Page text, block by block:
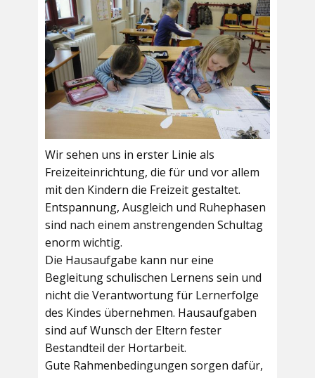
Wir sehen uns in erster Linie als
Freizeiteinrichtung, die für und vor allem
mit den Kindern die Freizeit gestaltet.
Entspannung, Ausgleich und Ruhephasen
sind nach einem anstrengenden Schultag
enorm wichtig.
Die Hausaufgabe kann nur eine
Begleitung schulischen Lernens sein und
nicht die Verantwortung für Lernerfolge
des Kindes übernehmen. Hausaufgaben
sind auf Wunsch der Eltern fester
Bestandteil der Hortarbeit.
Gute Rahmenbedingungen sorgen dafür,